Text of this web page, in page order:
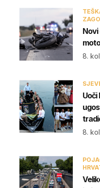
Novi
8.
8.